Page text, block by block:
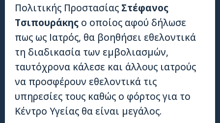
Πολιτικής Προστασίας Στέφανος
Τσιπουράκης ο οποίος αφού δήλωσε
πως ως Ιατρός, θα βοηθήσει εθελοντικά
τη διαδικασία των εμβολιασμών,
ταυτόχρονα κάλεσε και άλλους ιατρούς
να προσφέρουν εθελοντικά τις
υπηρεσίες τους καθώς ο φόρτος για το
Κέντρο Υγείας θα είναι μεγάλος.